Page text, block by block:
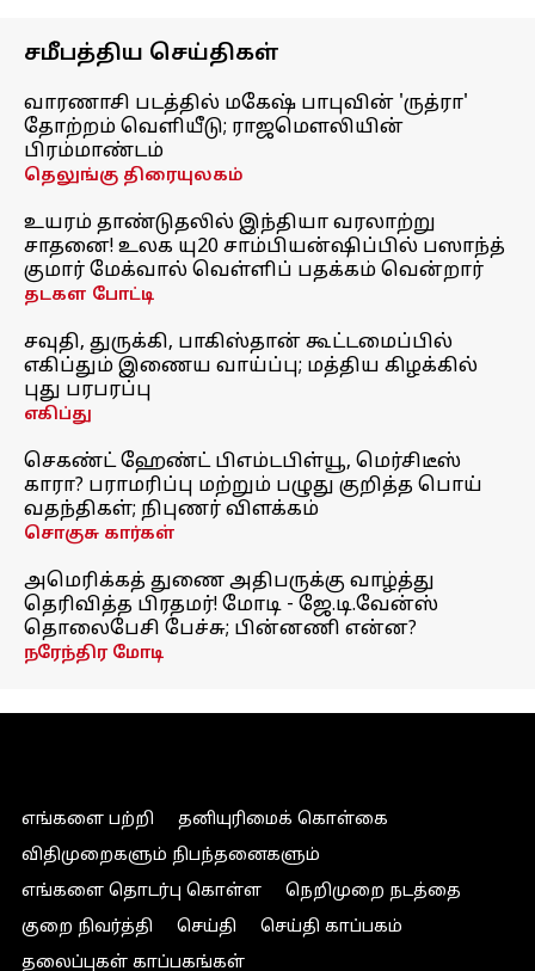
சமீபத்திய செய்திகள்
வாரணாசி படத்தில் மகேஷ் பாபுவின் 'ருத்ரா'
தோற்றம் வெளியீடு; ராஜமௌலியின்
பிரம்மாண்டம்
தெலுங்கு திரையுலகம்
உயரம் தாண்டுதலில் இந்தியா வரலாற்று
சாதனை! உலக யு20 சாம்பியன்ஷிப்பில் பஸாந்த்
குமார் மேக்வால் வெள்ளிப் பதக்கம் வென்றார்
தடகள போட்டி
சவுதி, துருக்கி, பாகிஸ்தான் கூட்டமைப்பில்
எகிப்தும் இணைய வாய்ப்பு; மத்திய கிழக்கில்
புது பரபரப்பு
எகிப்து
செகண்ட் ஹேண்ட் பிஎம்டபிள்யூ, மெர்சிடீஸ்
காரா? பராமரிப்பு மற்றும் பழுது குறித்த பொய்
வதந்திகள்; நிபுணர் விளக்கம்
சொகுசு கார்கள்
அமெரிக்கத் துணை அதிபருக்கு வாழ்த்து
தெரிவித்த பிரதமர்! மோடி - ஜே.டி.வேன்ஸ்
தொலைபேசி பேச்சு; பின்னணி என்ன?
நரேந்திர மோடி
எங்களை பற்றி
தனியுரிமைக் கொள்கை
விதிமுறைகளும் நிபந்தனைகளும்
எங்களை தொடர்பு கொள்ள
நெறிமுறை நடத்தை
குறை நிவர்த்தி
செய்தி
செய்தி காப்பகம்
தலைப்புகள் காப்பகங்கள்